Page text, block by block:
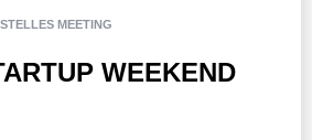
MEETING
WEEKEND